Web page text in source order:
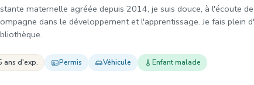
maternelle agréée depuis 2014, je suis douce, à l'écoute
dans le développement et l'apprentissage. Je fais plein
ans d'exp. Permis Véhicule Enfant malade